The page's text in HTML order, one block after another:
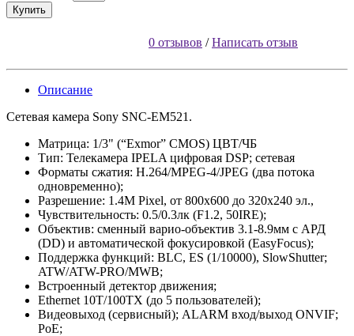
Купить
0 отзывов /Написать отзыв
Описание
Сетевая камера Sony SNC-EM521.
Матрица: 1/3" (“Exmor” CMOS) ЦВТ/ЧБ
Тип: Телекамера IPELA цифровая DSP; сетевая
Форматы сжатия: H.264/MPEG-4/JPEG (два потока
одновременно);
Разрешение: 1.4M Pixel, от 800x600 до 320х240 эл.,
Чувствительность: 0.5/0.3лк (F1.2, 50IRE);
Объектив: сменный варио-объектив 3.1-8.9мм с АРД
(DD) и автоматической фокусировкой (EasyFocus);
Поддержка функций: BLC, ES (1/10000), SlowShutter;
ATW/ATW-PRO/MWB;
Встроенный детектор движения;
Ethernet 10T/100TX (до 5 пользователей);
Видеовыход (сервисный); ALARM вход/выход ONVIF;
PoE;